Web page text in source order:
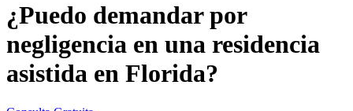
¿Puedo demandar por
negligencia en una residencia
asistida en Florida?